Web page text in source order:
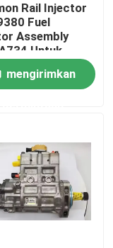
Rail Injector
Fuel
Assembly
Untuk
CAT C6.6 C4.4
mengirimkan